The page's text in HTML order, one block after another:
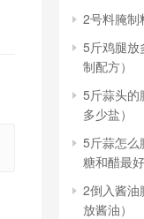
2号料腌制
5斤鸡腿放
制配方）
5斤蒜头的
多少盐）
5斤蒜怎么
糖和醋最好
2倒入酱油
放酱油）